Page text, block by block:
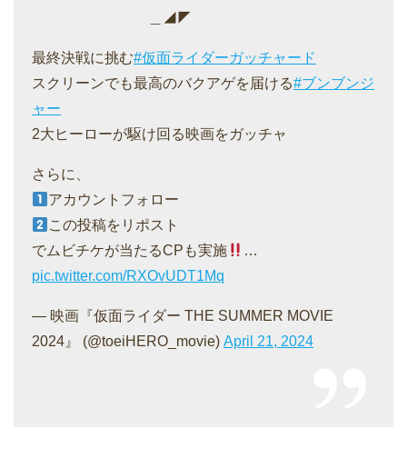
＿◢◤
最終決戦に挑む#仮面ライダーガッチャード
スクリーンでも最高のバクアゲを届ける#ブンブンジ
ャー
2大ヒーローが駆け回る映画をガッチャ
さらに、
アカウントフォロー
この投稿をリポスト
でムビチケが当たるCPも実施
…
pic.twitter.com/RXOvUDT1Mq
— 映画『仮面ライダー THE SUMMER MOVIE
2024』 (@toeiHERO_movie) April 21, 2024